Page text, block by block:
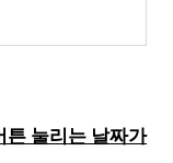
튼 눌리는 날짜가